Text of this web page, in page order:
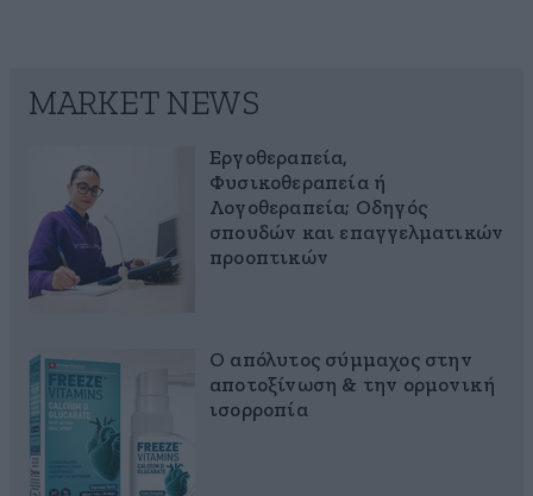
MARKET NEWS
Εργοθεραπεία,
Φυσικοθεραπεία ή
Λογοθεραπεία; Οδηγός
σπουδών και επαγγελματικών
προοπτικών
Ο απόλυτος σύμμαχος στην
αποτοξίνωση & την ορμονική
ισορροπία